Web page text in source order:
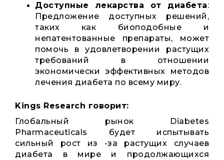
Доступные лекарства от диабета:
Предложение доступных решений,
таких как биоподобные и
непатентованные препараты, может
помочь в удовлетворении растущих
требований в отношении
экономически эффективных методов
лечения диабета по всему миру.
Kings Research говорит:
Глобальный рынок Diabetes
Pharmaceuticals будет испытывать
сильный рост из -за растущих случаев
диабета в мире и продолжающихся